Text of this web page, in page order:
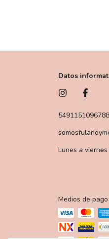
Datos
5491151096788
Lunes a
Medios de pago